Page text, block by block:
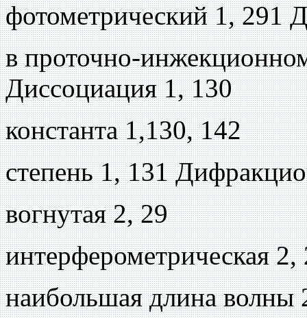
фотометрический 1, 291
в проточно-
Диссоциация 1, 130
константа 1,130, 142
степень 1, 131
вогнутая 2, 29
интерферометрическая 2,
наибольшая длина волны